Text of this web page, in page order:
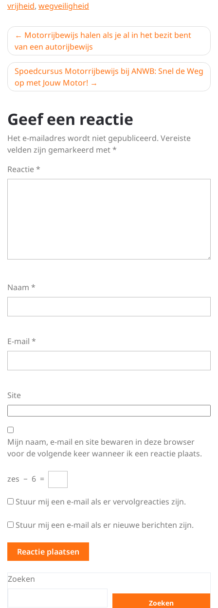
vrijheid, wegveiligheid
Berichtnavigatie
Motorrijbewijs halen als je al in het bezit bent
van een autorijbewijs
Spoedcursus Motorrijbewijs bij ANWB: Snel de Weg
op met Jouw Motor!
Geef een reactie
Het e-mailadres wordt niet gepubliceerd. Vereiste
velden zijn gemarkeerd met*
Reactie*
Naam *
E-mail *
Site
Mijn naam, e-mail en site bewaren in deze browser
voor de volgende keer wanneer ik een reactie plaats.
zes − 6 =
Stuur mij een e-mail als er vervolgreacties zijn.
Stuur mij een e-mail als er nieuwe berichten zijn.
Zoeken
Zoeken